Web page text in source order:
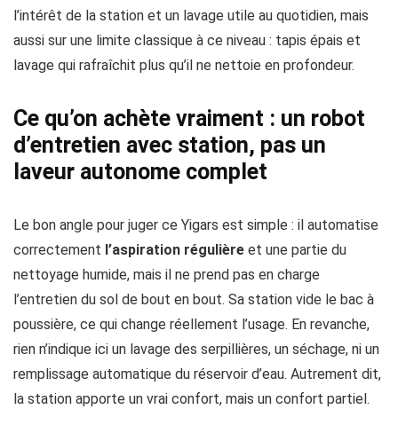
l’intérêt de la station et un lavage utile au quotidien, mais
aussi sur une limite classique à ce niveau : tapis épais et
lavage qui rafraîchit plus qu’il ne nettoie en profondeur.
Ce qu’on achète vraiment : un robot
d’entretien avec station, pas un
laveur autonome complet
Le bon angle pour juger ce Yigars est simple : il automatise
correctement l’aspiration régulière et une partie du
nettoyage humide, mais il ne prend pas en charge
l’entretien du sol de bout en bout. Sa station vide le bac à
poussière, ce qui change réellement l’usage. En revanche,
rien n’indique ici un lavage des serpillières, un séchage, ni un
remplissage automatique du réservoir d’eau. Autrement dit,
la station apporte un vrai confort, mais un confort partiel.